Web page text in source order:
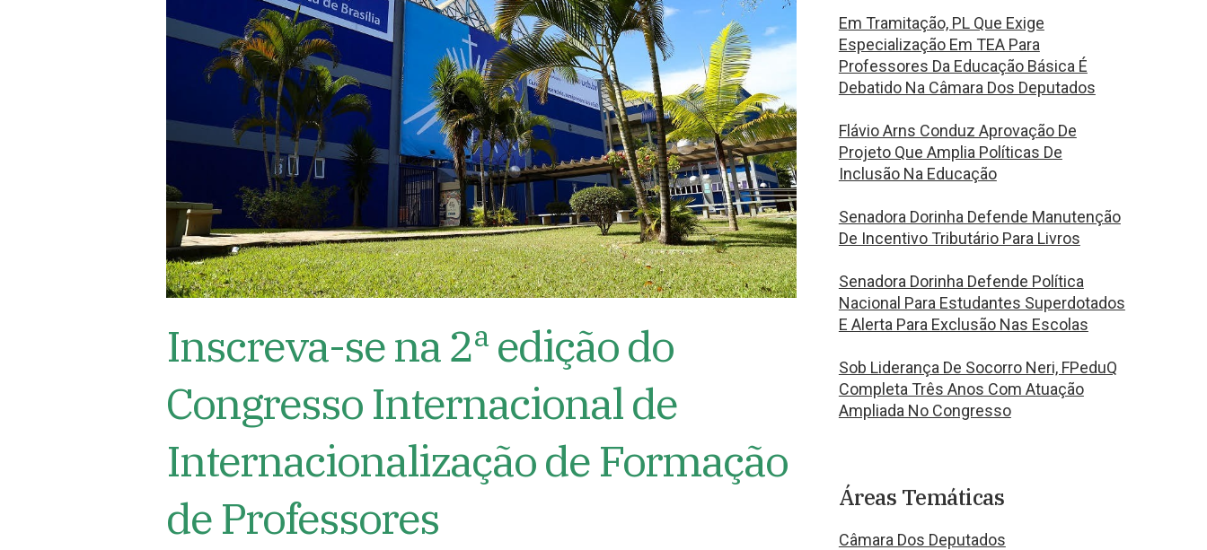
Inscreva-se na 2ª edição do
Congresso Internacional de
Internacionalização de Formação
de Professores
Em Tramitação, PL Que Exige
Especialização Em TEA Para
Professores Da Educação Básica É
Debatido Na Câmara Dos Deputados
Flávio Arns Conduz Aprovação De
Projeto Que Amplia Políticas De
Inclusão Na Educação
Senadora Dorinha Defende Manutenção
De Incentivo Tributário Para Livros
Senadora Dorinha Defende Política
Nacional Para Estudantes Superdotados
E Alerta Para Exclusão Nas Escolas
Sob Liderança De Socorro Neri, FPeduQ
Completa Três Anos Com Atuação
Ampliada No Congresso
Áreas Temáticas
Câmara Dos Deputados